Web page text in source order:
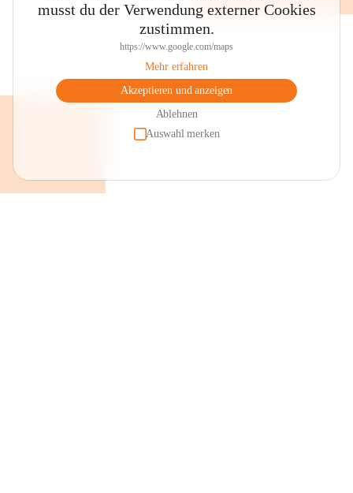
musst du der Verwendung externer Cookies
zustimmen.
https://www.google.com/maps
Mehr erfahren
Akzeptieren und anzeigen
Ablehnen
Auswahl merken